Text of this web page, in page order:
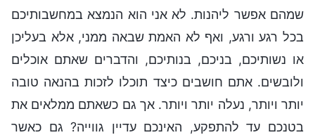
שמהם אפשר ליהנות. לא אני הוא הנמצא במחשבותיכם
בכל רגע ורגע, ואף לא האמת שבאה ממני, אלא בעליכן
או נשותיכם, בניכם, בנותיכם, והדברים שאתם אוכלים
ולובשים. אתם חושבים כיצד תוכלו לזכות בהנאה טובה
יותר ויותר, נעלה יותר ויותר. אך גם כשאתם ממלאים את
בטנכם עד להתפקע, האינכם עדיין גווייה? גם כאשר